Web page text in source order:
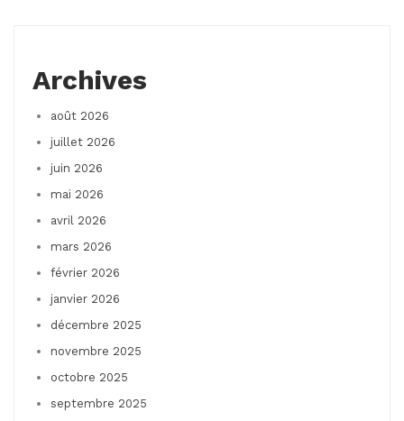
Archives
août 2026
juillet 2026
juin 2026
mai 2026
avril 2026
mars 2026
février 2026
janvier 2026
décembre 2025
novembre 2025
octobre 2025
septembre 2025